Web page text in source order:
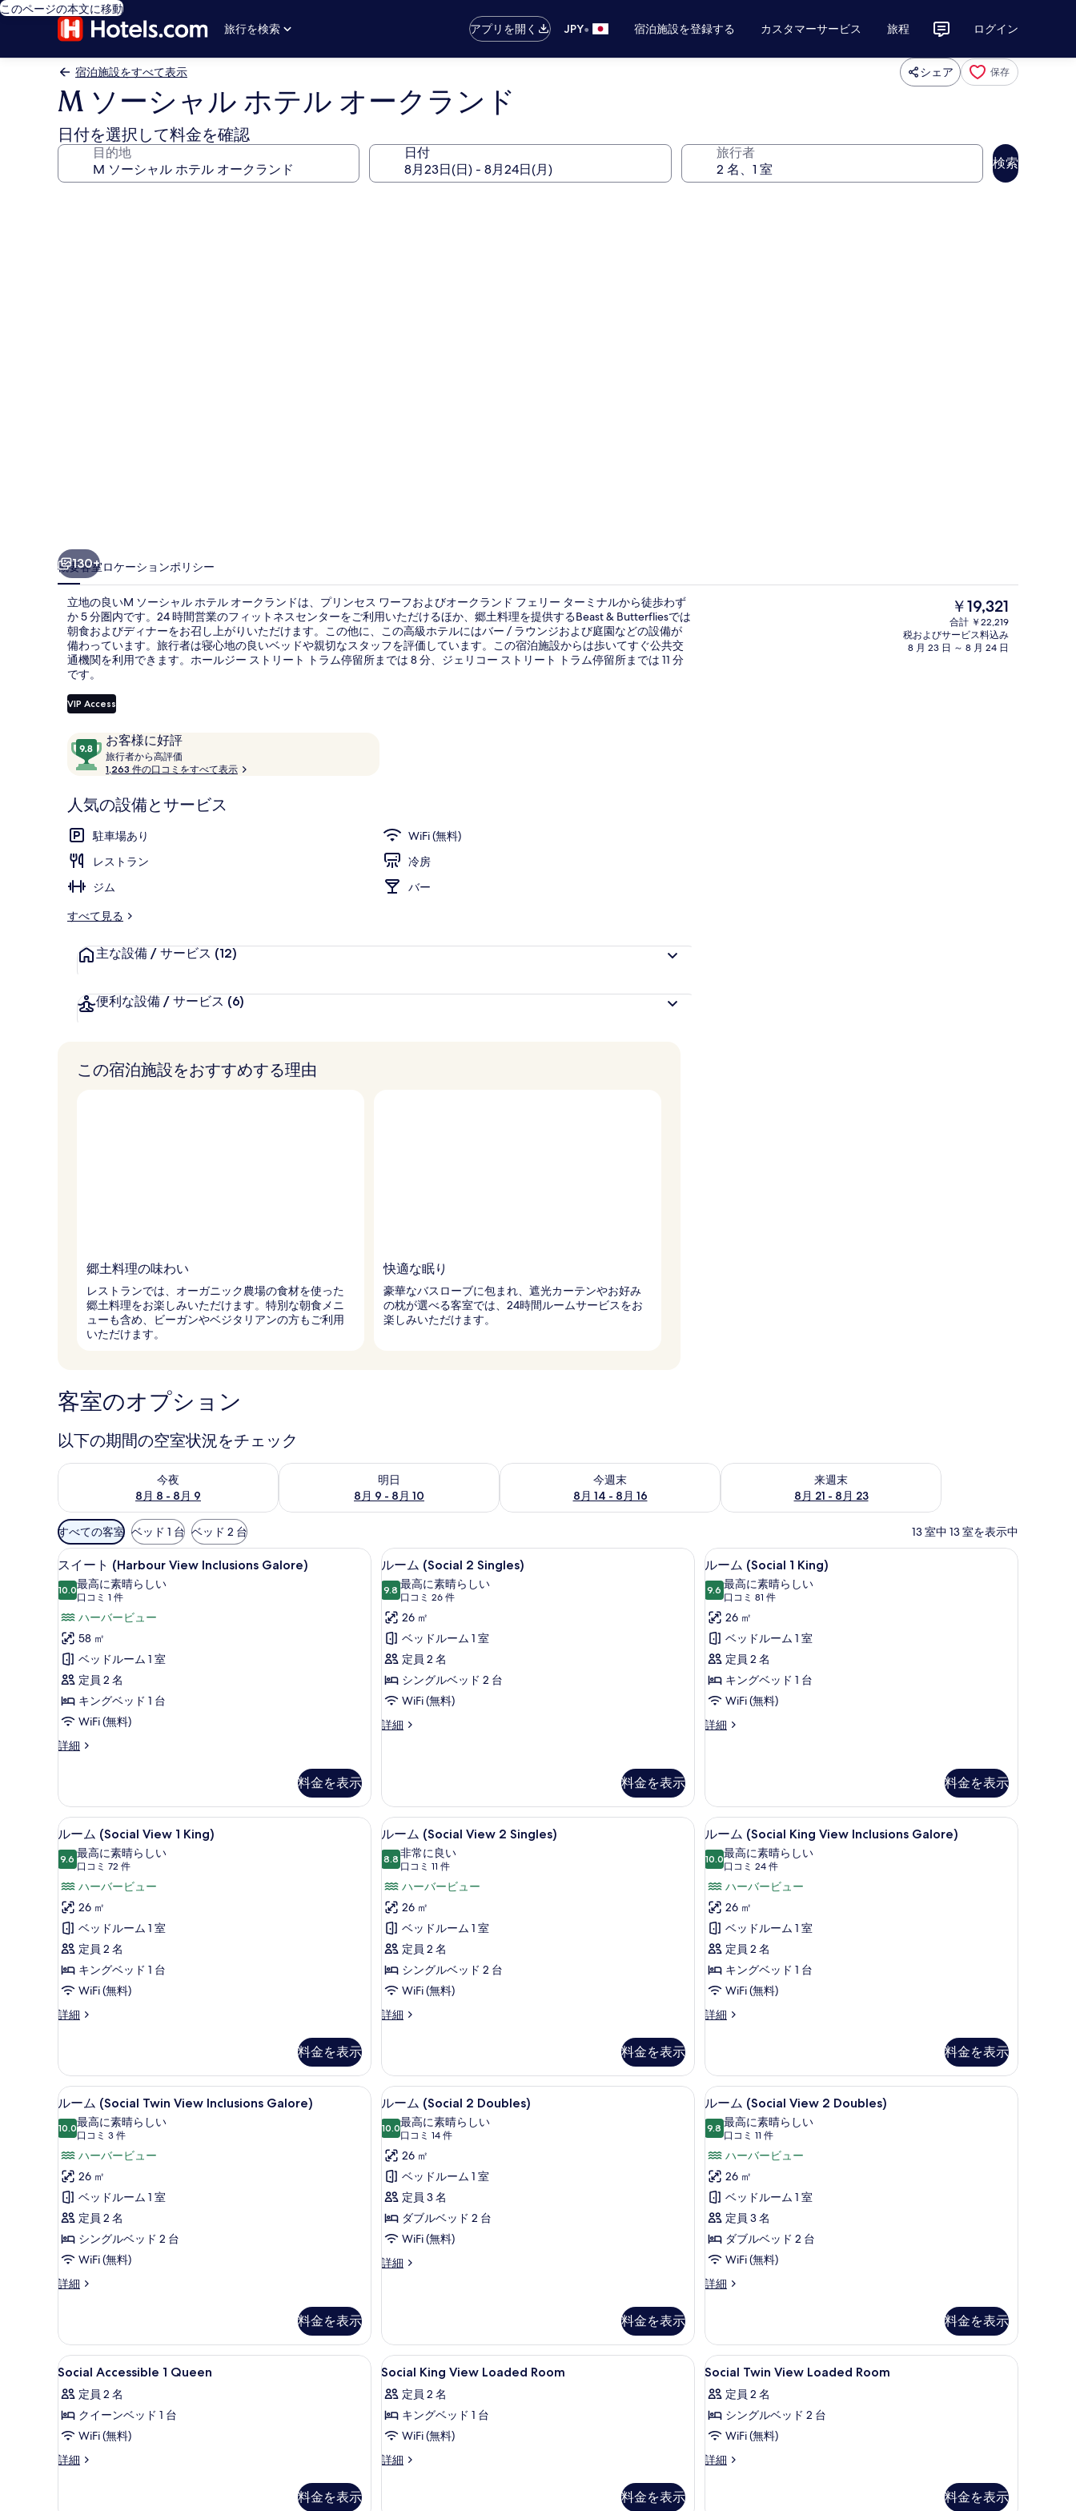
このページの本文に移動
旅行を検索
アプリを開く JPY• 宿泊施設を登録する カスタマーサービス 旅程 ログイン
宿泊施設をすべて表示 シェア 保存
M ソーシャル ホテル オークランド
日付を選択して料金を確認
目的地 日付 旅行者
検索
ド
の
写
真
ギ
ャ
ラ
リ
ー
外観 スイート (Harbour View Inclusions
130+
概要客室ロケーションポリシー
立地の良いM ソーシャル ホテル オークランドは、プリンセス ワーフおよびオークランド フェリー ターミナルから徒歩わず
か 5 分圏内です。24 時間営業のフィットネスセンターをご利用いただけるほか、郷土料理を提供するBeast & Butterfliesでは
朝食およびディナーをお召し上がりいただけます。この他に、この高級ホテルにはバー / ラウンジおよび庭園などの設備が
備わっています。旅行者は寝心地の良いベッドや親切なスタッフを評価しています。この宿泊施設からは歩いてすぐ公共交
通機関を利用できます。ホールジー ストリート トラム停留所までは 8 分、ジェリコー ストリート トラム停留所までは 11 分
です。
VIP Access
口
コ
ミ
お客様に好評
10
段
階
9.8、
お
客
様
に
好
評
の
ミ
旅行者から高評価
行
1,263 件の口コミをすべて表示
人気の設備とサービス
駐車場あり
WiFi (無料)
レストラン
冷房
ジム
バー
すべて見る
主な設備 / サービス (12)
便利な設備 / サービス (6)
現
在
の
料
￥19,321
合計 ￥22,219
税およびサービス料込み
8 月 23 日 ～ 8 月 24 日
この宿泊施設をおすすめする理由
郷土料理の味わい
レストランでは、オーガニック農場の食材を使った
郷土料理をお楽しみいただけます。特別な朝食メニ
ューも含め、ビーガンやベジタリアンの方もご利用
いただけます。
快適な眠り
豪華なバスローブに包まれ、遮光カーテンやお好み
の枕が選べる客室では、24時間ルームサービスをお
楽しみいただけます。
客室のオプション
以下の期間の空室状況をチェック
今夜
8月 8 - 8月 9
今夜 8月 8 - 8月 9 の空室状況をチェック
明日
8月 9 - 8月 10
明日 8月 9 - 8月 10 の空室状況をチェック
今週末
8月 14 - 8月 16
今週末 8月 14 - 8月 16 の空室状況をチェック
来週末
8月 21 - 8月 23
来週末 8月 21 - 8月 23 の空室状況をチェック
利
用
可
能
な
客
室
の
絞
り
込
み
条
件
すべての客室 ベッド 1 台 ベッド 2 台 13 室中 13 室を表示中
ス
イ
ー
ト
(Harbour
View
Inclusions
Galore)
の
べ
の
写
真
を
表
示
す
る
スイート (Harbour View Inclusions Galore) | セーフティボックス (室内)、デスク、ノートパソコン用作業スペース、遮光カーテン
8
スイート (Harbour View Inclusions Galore)
10.010 点中 10.0
最高に素晴らしい
口コミ 1 件
(口
コ
ミ
件)
ハーバービュー
58 ㎡
ベッドルーム 1 室
定員 2 名
キングベッド 1 台
WiFi (無料)
詳細
ス
(Harbour
View
Inclusions
Galore)
の
細
料金を表示
ル
ー
ム
(Social
2
Singles)
の
す
べ
真
を
表
示
す
る
ルーム (Social 2 Singles) | セーフティボックス (室内)、デスク、ノートパソコン用作業スペース、遮光カーテン
10
ルーム (Social 2 Singles)
9.810 点中 9.8
最高に素晴らしい
口コミ 26 件
(口
コ
ミ
26
件)
26 ㎡
ベッドルーム 1 室
定員 2 名
シングルベッド 2 台
WiFi (無料)
詳細
ル
Singles)
の
詳
細
料金を表示
ル
ー
ム
(Social
King)
の
す
べ
真
を
表
示
す
る
ルーム (Social 1 King) | 部屋からの景観
10
ルーム (Social 1 King)
9.610 点中 9.6
最高に素晴らしい
口コミ 81 件
(口
コ
ミ
81
件)
26 ㎡
ベッドルーム 1 室
定員 2 名
キングベッド 1 台
WiFi (無料)
詳細
ル
King)
の
詳
細
料金を表示
ル
ー
ム
(Social
View
King)
の
す
て
写
真
を
表
示
す
る
10
ルーム (Social View 1 King)
9.610 点中 9.6
最高に素晴らしい
口コミ 72 件
(口
コ
ミ
72
件)
ハーバービュー
26 ㎡
ベッドルーム 1 室
定員 2 名
キングベッド 1 台
WiFi (無料)
詳細
ル
View
King)
詳
料金を表示
ル
ー
ム
(Social
View
2
Singles)
の
す
て
写
真
を
表
示
す
る
セーフティボックス (室内)、デスク、ノートパソコン用作業スペース、遮光カーテン
10
ルーム (Social View 2 Singles)
8.810 点中 8.8
非常に良い
口コミ 11 件
(口
コ
ミ
件)
ハーバービュー
26 ㎡
ベッドルーム 1 室
定員 2 名
シングルベッド 2 台
WiFi (無料)
詳細
ル
View
Singles)
詳
料金を表示
ル
ー
ム
(Social
King
View
Inclusions
Galore)
の
す
べ
の
写
真
を
表
示
す
る
12
ルーム (Social King View Inclusions Galore)
10.010 点中 10.0
最高に素晴らしい
口コミ 24 件
(口
コ
ミ
24
件)
ハーバービュー
26 ㎡
ベッドルーム 1 室
定員 2 名
キングベッド 1 台
WiFi (無料)
詳細
ル
King
View
Inclusions
Galore)
の
細
料金を表示
ル
ー
ム
(Social
Twin
View
Inclusions
Galore)
の
す
べ
の
写
真
を
表
示
す
12
ルーム (Social Twin View Inclusions Galore)
10.010 点中 10.0
最高に素晴らしい
口コミ 3 件
(口
コ
ミ
件)
ハーバービュー
26 ㎡
ベッドルーム 1 室
定員 2 名
シングルベッド 2 台
WiFi (無料)
詳細
ル
Twin
View
Inclusions
の
詳
料金を表示
ル
ー
ム
(Social
2
Doubles)
の
す
べ
真
を
表
示
す
る
ルーム (Social 2 Doubles) | 部屋からの景観
8
ルーム (Social 2 Doubles)
10.010 点中 10.0
最高に素晴らしい
口コミ 14 件
(口
コ
ミ
14
件)
26 ㎡
ベッドルーム 1 室
定員 3 名
ダブルベッド 2 台
WiFi (無料)
詳細
ル
Doubles)
の
詳
細
料金を表示
ル
ー
ム
(Social
View
2
Doubles)
の
す
て
写
真
を
表
示
す
る
ルーム (Social View 2 Doubles) | 部屋からの景
7
ルーム (Social View 2 Doubles)
9.810 点中 9.8
最高に素晴らしい
口コミ 11 件
(口
コ
ミ
件)
ハーバービュー
26 ㎡
ベッドルーム 1 室
定員 3 名
ダブルベッド 2 台
WiFi (無料)
詳細
ル
View
Doubles)
詳
細
料金を表示
Social
Accessible
1
Queen
の
す
セーフティボックス (室内)、デスク、ノートパソコン用作業スペース、遮光カーテン
9
Social Accessible 1 Queen
定員 2 名
クイーンベッド 1 台
WiFi (無料)
詳細
Social
料金を表示
Social
King
View
Loaded
Room
の
セーフティボックス (室内)、デスク、ノートパソコン用作業スペース、遮光カーテン
12
Social King View Loaded Room
定員 2 名
キングベッド 1 台
WiFi (無料)
詳細
Social
料金を表示
Social
Twin
View
Loaded
Room
の
セーフティボックス (室内)、デスク、ノー
14
Social Twin View Loaded Room
定員 2 名
シングルベッド 2 台
WiFi (無料)
詳細
Social
料金を表示